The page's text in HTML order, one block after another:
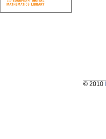
© 2010